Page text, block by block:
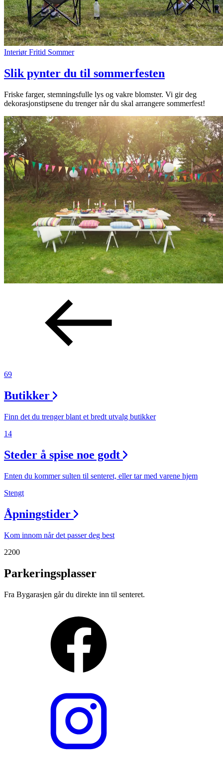
Interiør Fritid Sommer
Slik pynter du til sommerfesten
Friske farger, stemningsfulle lys og vakre blomster. Vi gir deg
dekorasjonstipsene du trenger når du skal arrangere sommerfest!
69
Butikker
Finn det du trenger blant et bredt utvalg butikker
14
Steder å spise noe godt
Enten du kommer sulten til senteret, eller tar med varene hjem
Stengt
Åpningstider
Kom innom når det passer deg best
2200
Parkeringsplasser
Fra Bygarasjen går du direkte inn til senteret.